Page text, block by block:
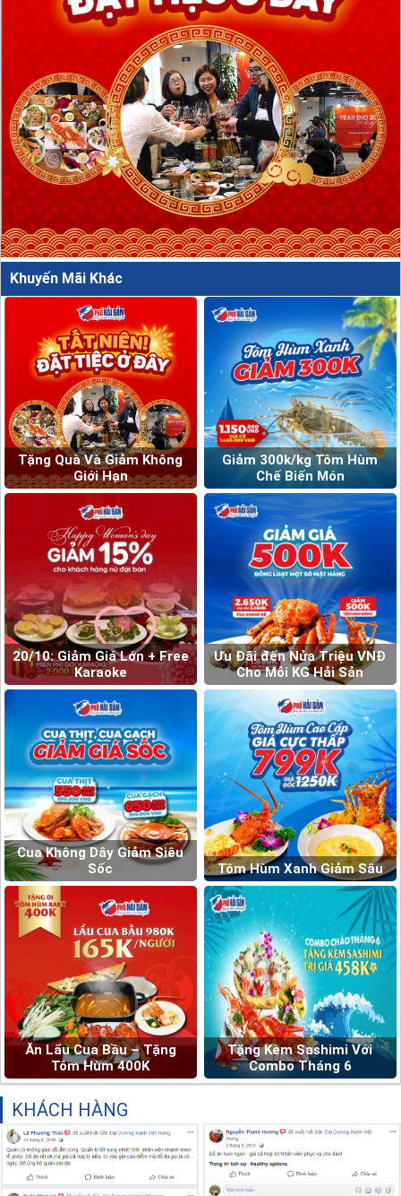
Khuyến Mãi Khác
Tặng Quà Và Giảm Không
Giới Hạn
Giảm 300k/kg Tôm Hùm
Chế Biến Món
20/10: Giảm Giá Lớn + Free
Karaoke
Ưu Đãi đến Nửa Triệu VNĐ
Cho Mỗi KG Hải Sản
Cua Không Dây Giảm Siêu
Sốc
Tôm Hùm Xanh Giảm Sâu
Ăn Lẩu Cua Bầu – Tặng
Tôm Hùm 400K
Tặng Kèm Sashimi Với
Combo Tháng 6
KHÁCH HÀNG